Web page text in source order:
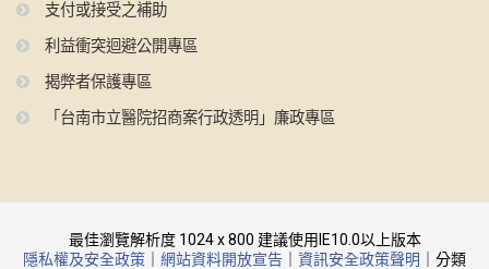
支付或接受之補助
利益衝突迴避公開專區
揭弊者保護專區
「台南市立醫院招商案行政透明」廉政專區
最佳瀏覽解析度 1024 x 800 建議使用IE10.0以上版本
隱私權及安全政策
網站資料開放宣告 資訊安全政策聲明
｜分類